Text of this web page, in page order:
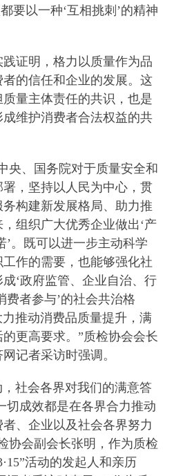
要以一种‘互相挑刺’的精神
证明，格力以质量作为品
的信任和企业的发展。这
量主体责任的共识，也是
维护消费者合法权益的共
、国务院对于质量安全和
，坚持以人民为中心，贯
构建新发展格局、助力推
组织广大优秀企业做出‘产
’。既可以进一步主动科学
作的需要，也能够强化社
‘政府监管、企业自治、行
费者参与’的社会共治格
力推动消费品质量提升，满
更高要求。”质检协会会长
记者采访时强调。
社会各界对我们的满意答
切成效都是在各界合力推动
、企业以及社会各界努力
协会副会长张明，作为质检
活动的发起人和亲历